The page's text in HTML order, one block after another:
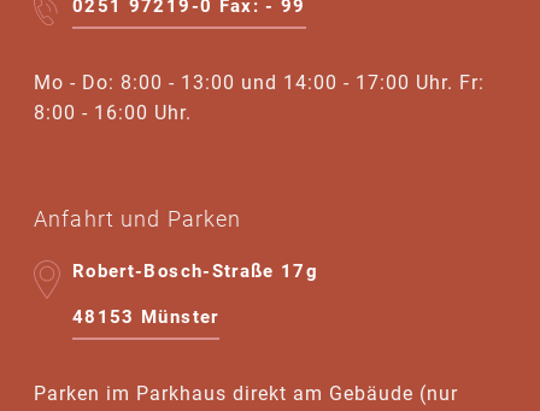
0251 97219-0 Fax: - 99
Mo - Do: 8:00 - 13:00 und 14:00 - 17:00 Uhr. Fr:
8:00 - 16:00 Uhr.
Anfahrt und Parken
Robert-Bosch-Straße 17g
48153 Münster
Parken im Parkhaus direkt am Gebäude (nur